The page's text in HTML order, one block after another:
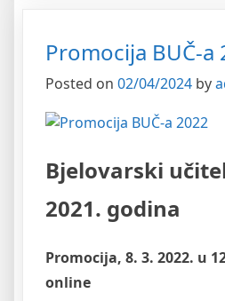
Promocija BUČ-a
Posted on 02/04/2024 by
Bjelovarski
2021. godina
Promocija, 8. 3. 2022. u
online